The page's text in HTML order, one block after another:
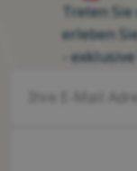
Treten
erleben
-